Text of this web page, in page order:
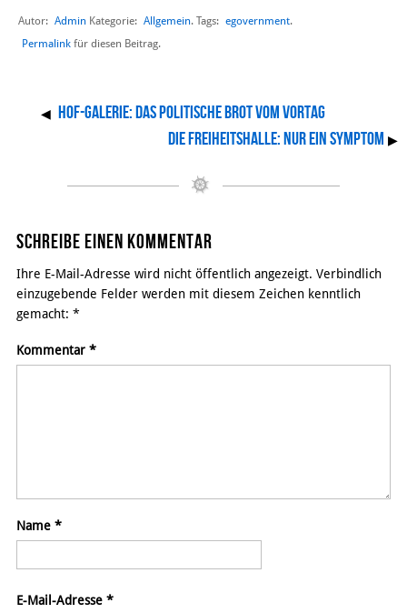
Autor: Admin Kategorie: Allgemein. Tags: egovernment.
Permalink für diesen Beitrag.
◀ Hof-Galerie: das politische Brot vom Vortag
DIE FREIHEITSHALLE: NUR EIN SYMPTOM ▶
Schreibe einen Kommentar
Ihre E-Mail-Adresse wird nicht öffentlich angezeigt. Verbindlich
einzugebende Felder werden mit diesem Zeichen kenntlich
gemacht: *
Kommentar *
Name *
E-Mail-Adresse *